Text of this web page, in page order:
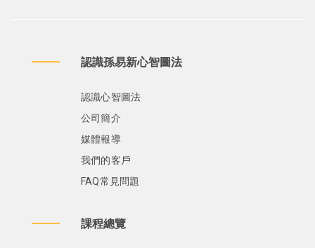
認識孫易新心智圖法
認識心智圖法
公司簡介
媒體報導
我們的客戶
FAQ常見問題
課程總覽